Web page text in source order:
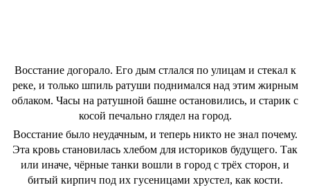
Восстание догорало. Его дым стлался по улицам и стекал к
реке, и только шпиль ратуши поднимался над этим жирным
облаком. Часы на ратушной башне остановились, и старик с
косой печально глядел на город.
Восстание было неудачным, и теперь никто не знал почему.
Эта кровь становилась хлебом для историков будущего. Так
или иначе, чёрные танки вошли в город с трёх сторон, и
битый кирпич под их гусеницами хрустел, как кости.